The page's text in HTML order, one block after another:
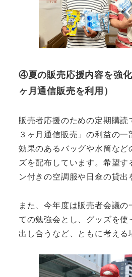
④夏の販売応援内容を強
ヶ月通信販売を利用）
販売者応援のための定期購
３ヶ月通信販売」の利益の
効果のあるバッグや水筒など
ズを配布しています。希望
ン付きの空調服や日傘の貸出
また、今年度は販売者会議
ての勉強会とし、グッズを
出し合うなど、ともに考える